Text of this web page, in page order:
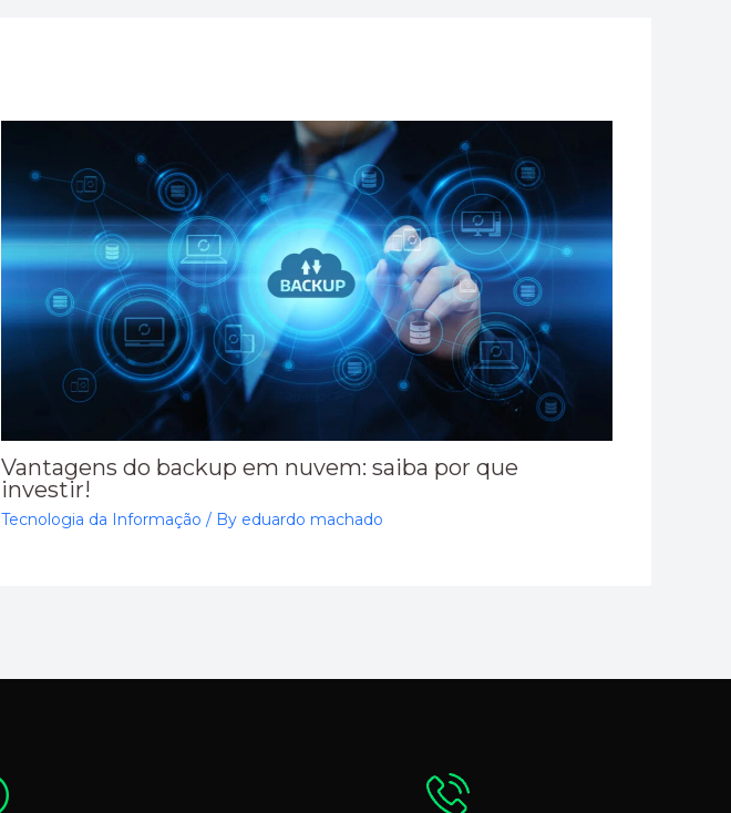
Vantagens do backup em nuvem: saiba por que
investir!
Tecnologia da Informação / By eduardo machado